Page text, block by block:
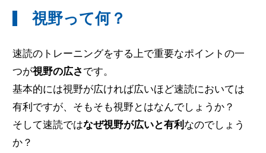
視野って何？
速読のトレーニングをする上で重要なポイントの一
つが視野の広さです。
基本的には視野が広ければ広いほど速読においては
有利ですが、そもそも視野とはなんでしょうか？
そして速読ではなぜ視野が広いと有利 なのでしょう
か？